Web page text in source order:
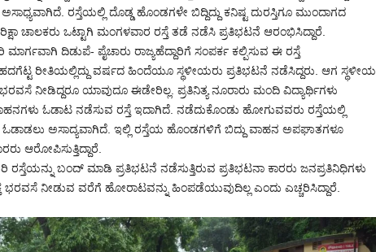
ರಸ್ತೆಯಲ್ಲಿ ದೊಡ್ಡ ಹೊಂಡಗಳೇ ಬಿದ್ದಿದ್ದು ಕನಿಷ್ಟ ದುರಸ್ತಿಗೂ ಮುಂದಾಗದ
ಚಾಲಕರು ಒಟ್ಟಾಗಿ ಮಂಗಳವಾರ ರಸ್ತೆ ತಡೆ ನಡೆಸಿ ಪ್ರತಿಭಟನೆ ಆರಂಭಿಸಿದ್ದಾರೆ.
ಮಾರ್ಗವಾಗಿ ದಿಡುಪೆ- ಪೈಚಾರು ರಾಜ್ಯಹೆದ್ದಾರಿಗೆ ಸಂಪರ್ಕ ಕಲ್ಪಿಸುವ ಈ ರಸ್ತೆ
ರೀತಿಯಲ್ಲಿದ್ದು ವರ್ಷದ ಹಿಂದೆಯೂ ಸ್ಥಳೀಯರು ಪ್ರತಿಭಟನೆ ನಡೆಸಿದ್ದರು. ಆಗ ಸ್ಥಳೀಯ
ನೀಡಿದ್ದರೂ ಯಾವುದೂ ಈಡೇರಿಲ್ಲ. ಪ್ರತಿನಿತ್ಯ ನೂರಾರು ಮಂದಿ ವಿದ್ಯಾರ್ಥಿಗಳು
ಓಡಾಟ ನಡೆಸುವ ರಸ್ತೆ ಇದಾಗಿದೆ. ನಡೆದುಕೊಂಡು ಹೋಗುವವರು ರಸ್ತೆಯಲ್ಲಿ
ಅಸಾದ್ಯವಾಗಿದೆ. ಇಲ್ಲಿ ರಸ್ತೆಯ ಹೊಂಡಗಳಿಗೆ ಬಿದ್ದು ವಾಹನ ಅಪಘಾತಗಳೂ
ಆರೋಪಿಸುತ್ತಿದ್ದಾರೆ.
ಬಂದ್ ಮಾಡಿ ಪ್ರತಿಭಟನೆ ನಡೆಸುತ್ತಿರುವ ಪ್ರತಿಭಟನಾ ಕಾರರು ಜನಪ್ರತಿನಿಧಿಗಳು
ಭರವಸೆ ನೀಡುವ ವರೆಗೆ ಹೋರಾಟವನ್ನು ಹಿಂಪಡೆಯುವುದಿಲ್ಲ ಎಂದು ಎಚ್ಚರಿಸಿದ್ದಾರೆ.